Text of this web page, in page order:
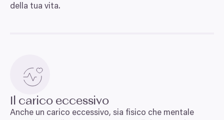
della tua vita.
Il carico eccessivo
Anche un carico eccessivo, sia fisico che mentale